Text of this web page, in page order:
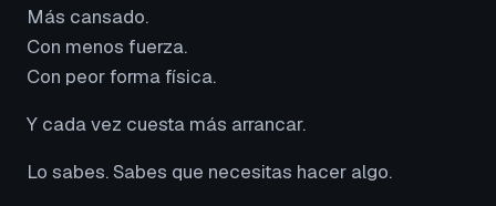
Más cansado.
Con menos fuerza.
Con peor forma física.
Y cada vez cuesta más arrancar.
Lo sabes. Sabes que necesitas hacer algo.